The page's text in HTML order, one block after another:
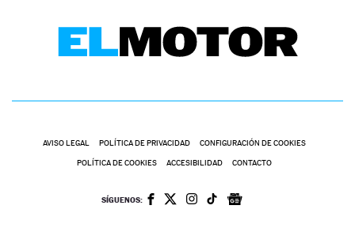
AVISO LEGAL POLÍTICA DE PRIVACIDAD CONFIGURACIÓN DE COOKIES
POLÍTICA DE COOKIES ACCESIBILIDAD CONTACTO
SÍGUENOS: